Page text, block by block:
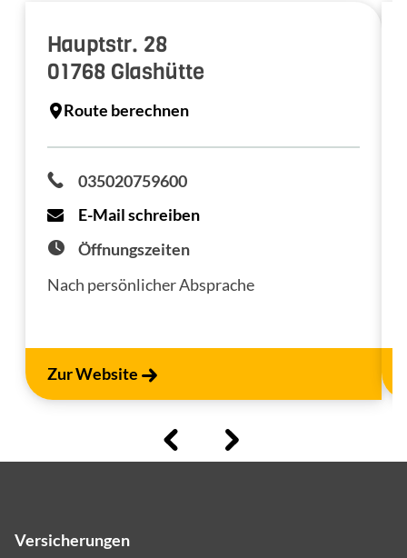
Hauptstr. 28
01768 Glashütte
Route berechnen
035020759600
E-Mail schreiben
Öffnungszeiten
Nach persönlicher Absprache
Zur Website
Versicherungen